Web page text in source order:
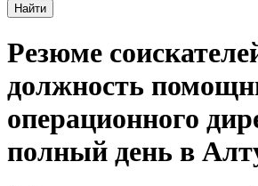
Найти
Резюме
должность
операционного
полный день в